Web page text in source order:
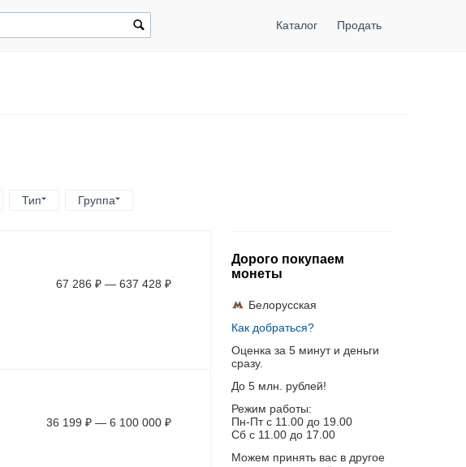
Каталог Продать
Тип Группа
67 286 ₽ — 637 428 ₽
36 199 ₽ — 6 100 000 ₽
Дорого покупаем
монеты
Белорусская
Как добраться?
Оценка за 5 минут и деньги
сразу.
До 5 млн. рублей!
Режим работы:
Пн-Пт c 11.00 до 19.00
Сб с 11.00 до 17.00
Можем принять вас в другое